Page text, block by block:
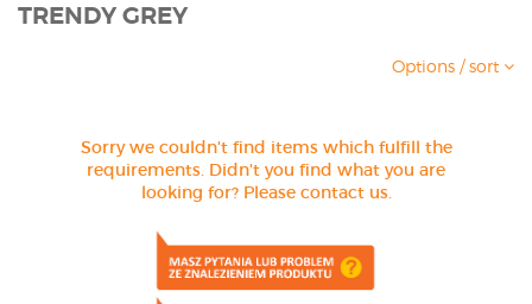
TRENDY GREY
Options / sort
Sorry we couldn't find items which fulfill the
requirements. Didn't you find what you are
looking for? Please contact us.